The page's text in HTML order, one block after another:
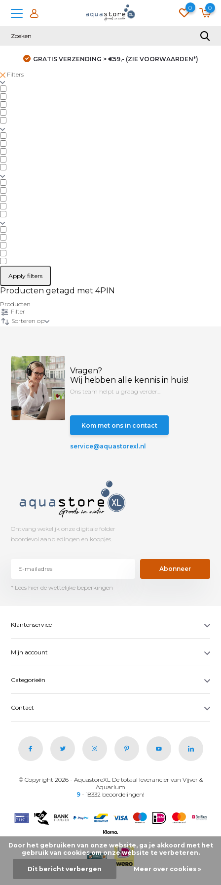
0 0
GRATIS VERZENDING > €59,- (ZIE VOORWAARDEN*)
Filters
Apply filters
Producten getagd met 4PIN
Producten
Filter
Sorteren op
Vragen?
Wij hebben alle kennis in huis!
Ons team helpt u graag verder...
Kom met ons in contact
service@aquastorexl.nl
Ontvang wekelijk onze digitale folder
boordevol aanbiedingen en koopjes.
Abonneer
* Lees hier de wettelijke beperkingen
Klantenservice
Mijn account
Categorieën
Contact
© Copyright 2026 - AquastoreXL De totaal leverancier van Vijver &
Aquarium
9 - 18332 beoordelingen!
Door het gebruiken van onze website, ga je akkoord met het
gebruik van cookies om onze website te verbeteren.
Dit bericht verbergen Meer over cookies »